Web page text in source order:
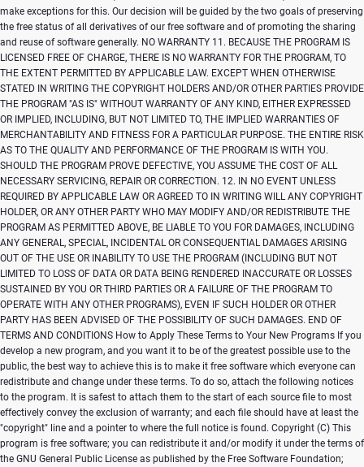
Copyright (C) This
program is free software; you can redistribute it and/or modify it under the terms of
the GNU General Public License as published by the Free Software Foundation;